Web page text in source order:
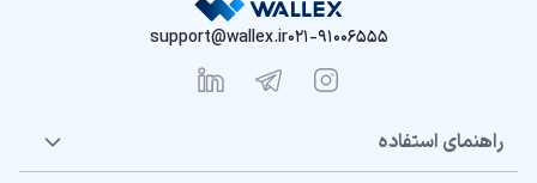
021-91006555
support@wallex.ir
راهنمای استفاده